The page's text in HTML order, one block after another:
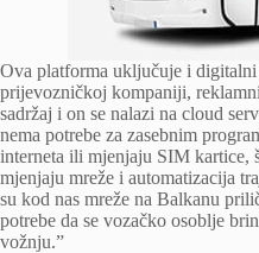
Ova platforma uključuje i
prijevozničkoj kompaniji,
sadržaj i on se nalazi na cloud
nema potrebe za zasebnim
interneta ili mjenjaju SIM kartice,
mjenjaju mreže i automatizacija
su kod nas mreže na Balkanu
potrebe da se vozačko osoblje
vožnju.”